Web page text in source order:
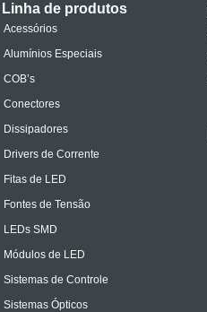
Linha de produtos
Acessórios
Alumínios Especiais
COB’s
Conectores
Dissipadores
Drivers de Corrente
Fitas de LED
Fontes de Tensão
LEDs SMD
Módulos de LED
Sistemas de Controle
Sistemas Ópticos